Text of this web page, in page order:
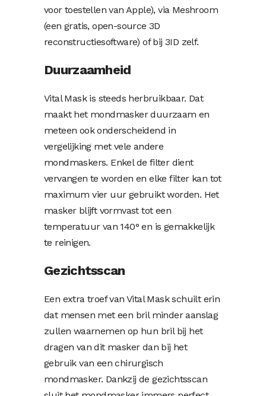
voor toestellen van Apple), via Meshroom
(een gratis, open-source 3D
reconstructiesoftware) of bij 3ID zelf.
Duurzaamheid
Vital Mask is steeds herbruikbaar. Dat
maakt het mondmasker duurzaam en
meteen ook onderscheidend in
vergelijking met vele andere
mondmaskers. Enkel de filter dient
vervangen te worden en elke filter kan tot
maximum vier uur gebruikt worden. Het
masker blijft vormvast tot een
temperatuur van 140° en is gemakkelijk
te reinigen.
Gezichtsscan
Een extra troef van Vital Mask schuilt erin
dat mensen met een bril minder aanslag
zullen waarnemen op hun bril bij het
dragen van dit masker dan bij het
gebruik van een chirurgisch
mondmasker. Dankzij de gezichtsscan